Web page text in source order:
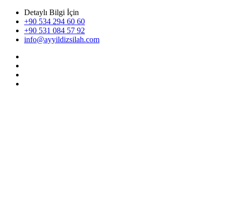
Detaylı Bilgi İçin
+90 534 294 60 60
+90 531 084 57 92
info@ayyildizsilah.com